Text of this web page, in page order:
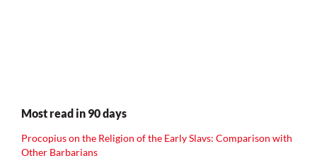
Most read in 90 days
Procopius on the Religion of the Early Slavs: Comparison with
Other Barbarians